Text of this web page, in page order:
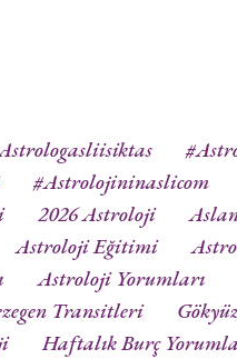
#astrolojininaslicom
2026 Astroloji
Astroloji Eğitimi
Astroloji Yorumları
Transitleri
Haftalık Burç